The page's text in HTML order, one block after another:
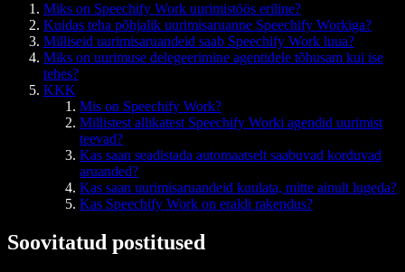
Miks on Speechify Work uurimistöös eriline?
Kuidas teha põhjalik uurimisaruanne Speechify Workiga?
Milliseid uurimisaruandeid saab Speechify Work luua?
Miks on uurimuse delegeerimine agentidele tõhusam kui ise
tehes?
KKK
Mis on Speechify Work?
Millistest allikatest Speechify Worki agendid uurimist
teevad?
Kas saan seadistada automaatselt saabuvad korduvad
aruanded?
Kas saan uurimisaruandeid kuulata, mitte ainult lugeda?
Kas Speechify Work on eraldi rakendus?
Soovitatud postitused